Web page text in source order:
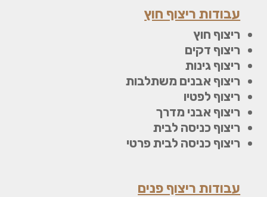
עבודות ריצוף חוץ
ריצוף חוץ
ריצוף דקים
ריצוף גינות
ריצוף אבנים משתלבות
ריצוף לפטיו
ריצוף אבני מדרך
ריצוף כניסה לבית
ריצוף כניסה לבית פרטי
עבודות ריצוף פנים